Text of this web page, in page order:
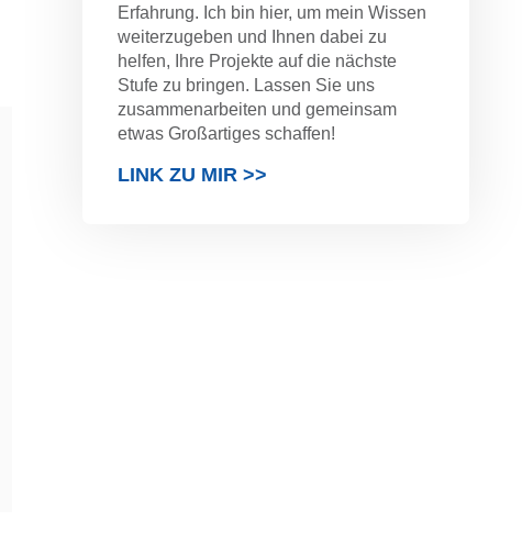
Erfahrung. Ich bin hier, um mein Wissen
weiterzugeben und Ihnen dabei zu
helfen, Ihre Projekte auf die nächste
Stufe zu bringen. Lassen Sie uns
zusammenarbeiten und gemeinsam
etwas Großartiges schaffen!
LINK ZU MIR >>